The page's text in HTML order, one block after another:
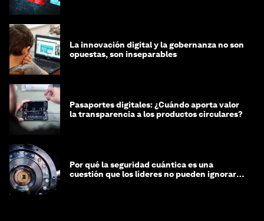
La innovación digital y la gobernanza no son
opuestas, son inseparables
Pasaportes digitales: ¿Cuándo aporta valor
la transparencia a los productos circulares?
Por qué la seguridad cuántica es una
cuestión que los líderes no pueden ignorar